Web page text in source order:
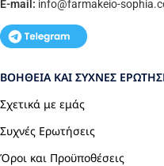
E-mail: info@farmakeio-
ΒΟΉΘΕΙΑ ΚΑΙ ΣΥΧΝΈΣ
Σχετικά με εμάς
Συχνές Ερωτήσεις
Όροι και Προϋποθέσεις